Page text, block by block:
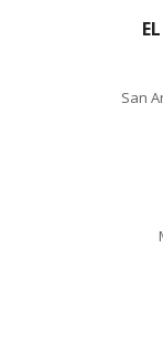
San